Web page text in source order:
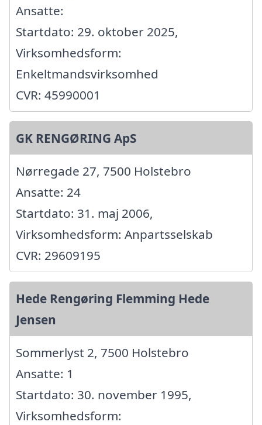
Ansatte:
Startdato: 29. oktober 2025,
Virksomhedsform:
Enkeltmandsvirksomhed
CVR: 45990001
GK RENGØRING ApS
Nørregade 27, 7500 Holstebro
Ansatte: 24
Startdato: 31. maj 2006,
Virksomhedsform: Anpartsselskab
CVR: 29609195
Hede Rengøring Flemming Hede
Jensen
Sommerlyst 2, 7500 Holstebro
Ansatte: 1
Startdato: 30. november 1995,
Virksomhedsform: